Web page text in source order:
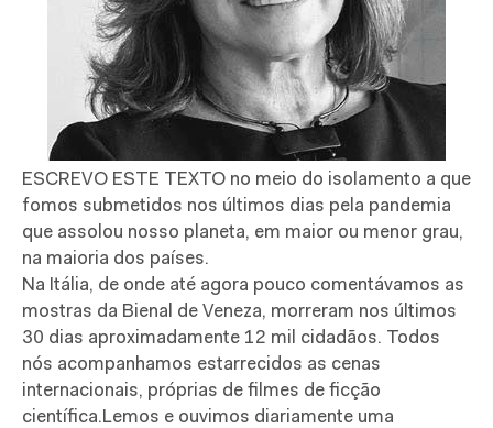
ESCREVO ESTE TEXTO no meio do isolamento a que
fomos submetidos nos últimos dias pela pandemia
que assolou nosso planeta, em maior ou menor grau,
na maioria dos países.
Na Itália, de onde até agora pouco comentávamos as
mostras da Bienal de Veneza, morreram nos últimos
30 dias aproximadamente 12 mil cidadãos. Todos
nós acompanhamos estarrecidos as cenas
internacionais, próprias de filmes de ficção
científica.Lemos e ouvimos diariamente uma